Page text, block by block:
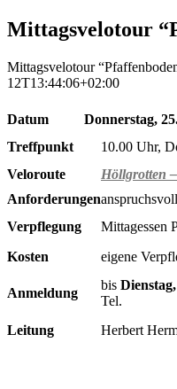
Mittagsvelotour
Mittagsvelotour
12T13:44:06+02:00
Datum
Donnerstag,
Treffpunkt
10.00 Uhr,
Veloroute
Höllgrotten
Anforderungen
Verpflegung
Mittagessen
Kosten
eigene
Anmeldung
bis
Tel.
Leitung
Herbert